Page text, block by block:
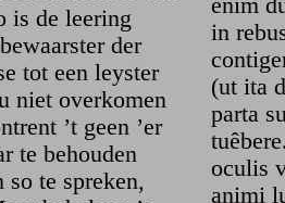
is de leering
der
tot een leyster
niet overkomen
’t geen ’er
te behouden
so te spreken,
enim
in
(ut ita
parta
oculis
animi